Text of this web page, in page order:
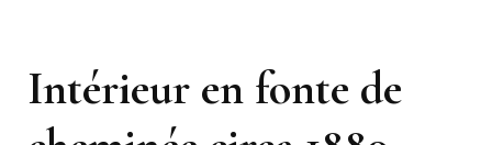
Intérieur en fonte de